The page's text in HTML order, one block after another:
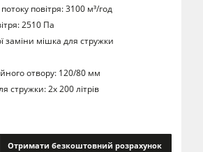
повітря: 3100 м³/год
2510 Па
заміни мішка для стружки
отвору: 120/80 мм
стружки: 2х 200 літрів
Отримати безкоштовний розрахунок